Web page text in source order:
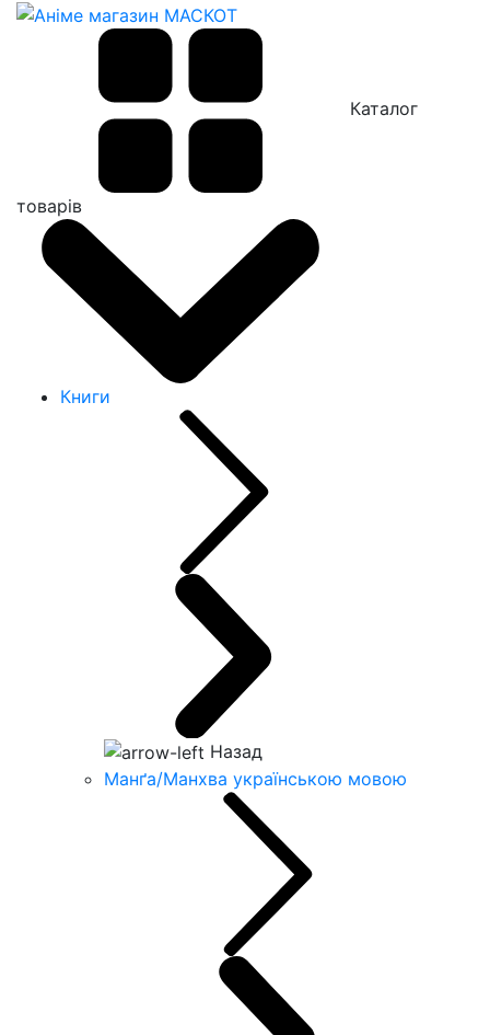
Каталог
товарів
Книги
Назад
Манґа/Манхва українською мовою